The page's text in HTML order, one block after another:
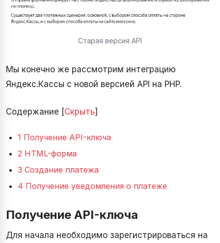
Старая версия API
Мы конечно же рассмотрим интеграцию
Яндекс.Кассы c новой версией API на PHP.
Содержание [Скрыть]
1 Получение API-ключа
2 HTML-форма
3 Создание платежа
4 Получение уведомления о платеже
Получение API-ключа
Для начала необходимо зарегистрироваться на